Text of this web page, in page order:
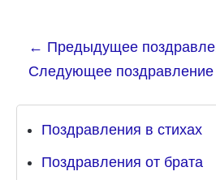
← Предыдущее
Следующее поздравление
Поздравления в стихах
Поздравления от брата